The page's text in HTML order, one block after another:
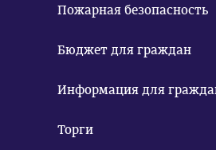
Пожарная безопасность
Бюджет для граждан
Информация для
Торги